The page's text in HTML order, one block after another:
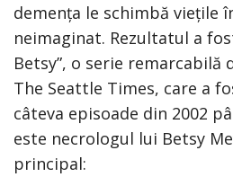
demența le schimbă viețile
neimaginat. Rezultatul a
Betsy”, o serie remarcabilă
The Seattle Times, care a
câteva episoade din 2002
este necrologul lui Betsy
principal: